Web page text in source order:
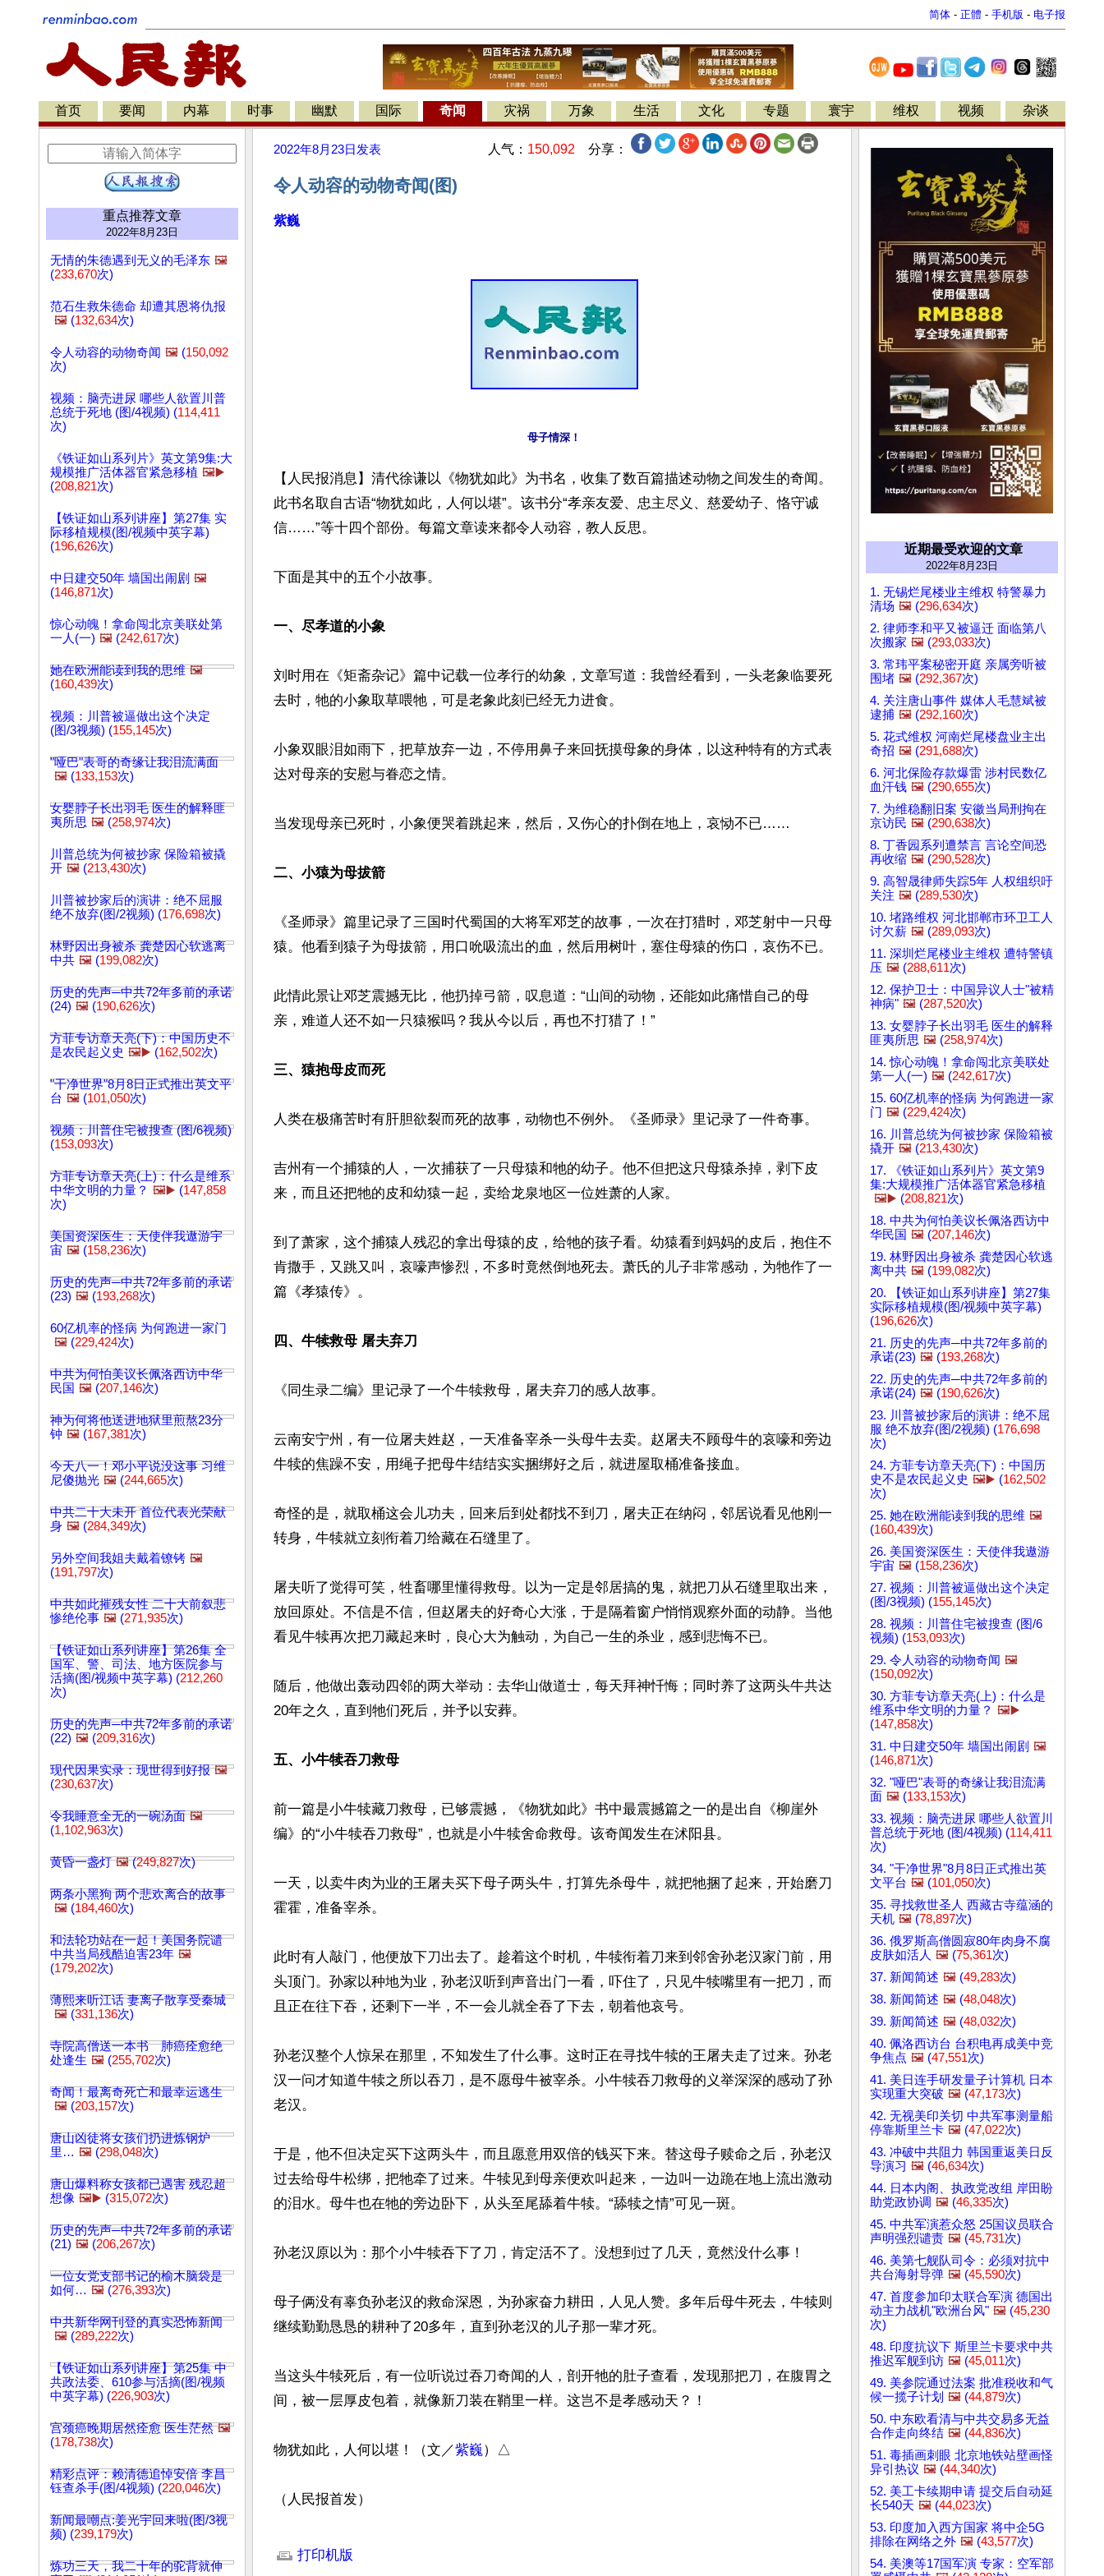
简体 - 正體 - 手机版 - 电子报
首页 要闻 内幕 时事 幽默 国际 奇闻 灾祸 万象 生活 文化 专题 寰宇 维权 视频 杂谈
重点推荐文章
2022年8月23日
无情的朱德遇到无义的毛泽东 🖼️
(233,670次)
范石生救朱德命 却遭其恩将仇报
🖼️ (132,634次)
令人动容的动物奇闻 🖼️ (150,092
次)
视频：脑壳进尿 哪些人欲置川普
总统于死地 (图/4视频) (114,411
次)
《铁证如山系列片》英文第9集:大
规模推广活体器官紧急移植 🖼️▶️
(208,821次)
【铁证如山系列讲座】第27集 实
际移植规模(图/视频中英字幕)
(196,626次)
中日建交50年 墙国出闹剧 🖼️
(146,871次)
惊心动魄！拿命闯北京美联处第
一人(一) 🖼️ (242,617次)
她在欧洲能读到我的思维 🖼️
(160,439次)
视频：川普被逼做出这个决定
(图/3视频) (155,145次)
"哑巴"表哥的奇缘让我泪流满面
🖼️ (133,153次)
女婴脖子长出羽毛 医生的解释匪
夷所思 🖼️ (258,974次)
川普总统为何被抄家 保险箱被撬
开 🖼️ (213,430次)
川普被抄家后的演讲：绝不屈服
绝不放弃(图/2视频) (176,698次)
林野因出身被杀 龚楚因心软逃离
中共 🖼️ (199,082次)
历史的先声─中共72年多前的承诺
(24) 🖼️ (190,626次)
方菲专访章天亮(下)：中国历史不
是农民起义史 🖼️▶️ (162,502次)
"干净世界"8月8日正式推出英文平
台 🖼️ (101,050次)
视频：川普住宅被搜查 (图/6视频)
(153,093次)
方菲专访章天亮(上)：什么是维系
中华文明的力量？ 🖼️▶️ (147,858
次)
美国资深医生：天使伴我遨游宇
宙 🖼️ (158,236次)
历史的先声─中共72年多前的承诺
(23) 🖼️ (193,268次)
60亿机率的怪病 为何跑进一家门
🖼️ (229,424次)
中共为何怕美议长佩洛西访中华
民国 🖼️ (207,146次)
神为何将他送进地狱里煎熬23分
钟 🖼️ (167,381次)
今天八一！邓小平说没这事 习维
尼傻抛光 🖼️ (244,665次)
中共二十大未开 首位代表光荣献
身 🖼️ (284,349次)
另外空间我姐夫戴着镣铐 🖼️
(191,797次)
中共如此摧残女性 二十大前叙悲
惨绝伦事 🖼️ (271,935次)
【铁证如山系列讲座】第26集 全
国军、警、司法、地方医院参与
活摘(图/视频中英字幕) (212,260
次)
历史的先声─中共72年多前的承诺
(22) 🖼️ (209,316次)
现代因果实录：现世得到好报 🖼️
(230,637次)
令我睡意全无的一碗汤面 🖼️
(1,102,963次)
黄昏一盏灯 🖼️(249,827次)
两条小黑狗 两个悲欢离合的故事
🖼️ (184,460次)
和法轮功站在一起！美国务院谴
中共当局残酷迫害23年 🖼️
(179,202次)
薄熙来听江话 妻离子散享受秦城
🖼️ (331,136次)
寺院高僧送一本书 肺癌痊愈绝
处逢生 🖼️ (255,702次)
奇闻！最离奇死亡和最幸运逃生
🖼️ (203,157次)
唐山凶徒将女孩们扔进炼钢炉
里… 🖼️ (298,048次)
唐山爆料称女孩都已遇害 残忍超
想像 🖼️▶️ (315,072次)
历史的先声─中共72年多前的承诺
(21) 🖼️ (206,267次)
一位女党支部书记的榆木脑袋是
如何… 🖼️ (276,393次)
中共新华网刊登的真实恐怖新闻
🖼️ (289,222次)
【铁证如山系列讲座】第25集 中
共政法委、610参与活摘(图/视频
中英字幕) (226,903次)
宫颈癌晚期居然痊愈 医生茫然 🖼️
(178,738次)
精彩点评：赖清德追悼安倍 李昌
钰查杀手(图/4视频) (220,046次)
新闻最嘲点:姜光宇回来啦(图/3视
频) (239,179次)
炼功三天，我二十年的驼背就伸
2022年8月23日 发表 人气： 150,092 分享：
令人动容的动物奇闻(图)
紫巍
【人民报消息】清代徐谦以《物犹如此》为书名，收集了数百篇描述动物之间发生的奇闻。
此书名取自古语“物犹如此，人何以堪”。该书分“孝亲友爱、忠主尽义、慈爱幼子、恪守诚
信……”等十四个部份。每篇文章读来都令人动容，教人反思。
下面是其中的五个小故事。
一、尽孝道的小象
刘时用在《矩斋杂记》篇中记载一位孝行的幼象，文章写道：我曾经看到，一头老象临要死
去时，牠的小象取草喂牠，可是老象此刻已经无力进食。
小象双眼泪如雨下，把草放弃一边，不停用鼻子来回抚摸母象的身体，以这种特有的方式表
达对母亲的安慰与眷恋之情。
当发现母亲已死时，小象便哭着跳起来，然后，又伤心的扑倒在地上，哀恸不已……
二、小猿为母拔箭
《圣师录》篇里记录了三国时代蜀国的大将军邓芝的故事，一次在打猎时，邓芝射中一只母
猿。他看到猿子为母拔箭，用口吮吸流出的血，然后用树叶，塞住母猿的伤口，哀伤不已。
此情此景让邓芝震撼无比，他扔掉弓箭，叹息道：“山间的动物，还能如此痛惜自己的母
亲，难道人还不如一只猿猴吗？我从今以后，再也不打猎了！”
三、猿抱母皮而死
人类在极痛苦时有肝胆欲裂而死的故事，动物也不例外。《圣师录》里记录了一件奇事。
吉州有一个捕猿的人，一次捕获了一只母猿和牠的幼子。他不但把这只母猿杀掉，剥下皮
来，而且还把牠的皮和幼猿一起，卖给龙泉地区一位姓萧的人家。
到了萧家，这个捕猿人残忍的拿出母猿的皮，给牠的孩子看。幼猿看到妈妈的皮后，抱住不
肯撒手，又跳又叫，哀嚎声惨烈，不多时竟然倒地死去。萧氏的儿子非常感动，为牠作了一
篇《孝猿传》。
四、牛犊救母 屠夫弃刀
《同生录二编》里记录了一个牛犊救母，屠夫弃刀的感人故事。
云南安宁州，有一位屠夫姓赵，一天准备宰杀一头母牛去卖。赵屠夫不顾母牛的哀嚎和旁边
牛犊的焦躁不安，用绳子把母牛结结实实捆绑好之后，就进屋取桶准备接血。
奇怪的是，就取桶这会儿功夫，回来后到处都找不到刀，屠夫正在纳闷，邻居说看见他刚一
转身，牛犊就立刻衔着刀给藏在石缝里了。
屠夫听了觉得可笑，牲畜哪里懂得救母。以为一定是邻居搞的鬼，就把刀从石缝里取出来，
放回原处。不信是不信，但赵屠夫的好奇心大涨，于是隔着窗户悄悄观察外面的动静。当他
看见牛犊再次把刀藏起来时，良心大为触动，为自己一生的杀业，感到悲悔不已。
随后，他做出轰动四邻的两大举动：去华山做道士，每天拜神忏悔；同时养了这两头牛共达
20年之久，直到牠们死后，并予以安葬。
五、小牛犊吞刀救母
前一篇是小牛犊藏刀救母，已够震撼，《物犹如此》书中最震撼篇之一的是出自《柳崖外
编》的“小牛犊吞刀救母”，也就是小牛犊舍命救母。该奇闻发生在沭阳县。
一天，以卖牛肉为业的王屠夫买下母子两头牛，打算先杀母牛，就把牠捆了起来，开始磨刀
霍霍，准备宰杀。
此时有人敲门，他便放下刀出去了。趁着这个时机，牛犊衔着刀来到邻舍孙老汉家门前，用
头顶门。孙家以种地为业，孙老汉听到声音出门一看，吓住了，只见牛犊嘴里有一把刀，而
且正在往下吞，还剩下一半，不一会儿就全吞了下去，朝着他哀号。
孙老汉整个人惊呆在那里，不知发生了什么事。这时正在寻找牛犊的王屠夫走了过来。孙老
汉一问才知道牛犊之所以吞刀，是不愿母牛被宰杀。小牛犊吞刀救母的义举深深的感动了孙
老汉。
于是，他不但决定买下这两头牛，而且愿意用双倍的钱买下来。替这母子赎命之后，孙老汉
过去给母牛松绑，把牠牵了过来。牛犊见到母亲便欢叫起来，一边叫一边跪在地上流出激动
的泪水。母牛也在牠的旁边卧下，从头至尾舔着牛犊。“舔犊之情”可见一斑。
孙老汉原以为：那个小牛犊吞下了刀，肯定活不了。没想到过了几天，竟然没什么事！
母子俩没有辜负孙老汉的救命深恩，为孙家奋力耕田，人见人赞。多年后母牛死去，牛犊则
继续勤勤恳恳的耕种了20多年，直到孙老汉的儿子那一辈才死。
当这头牛犊死后，有一位听说过吞刀奇闻的人，剖开牠的肚子查看，发现那把刀，在腹胃之
间，被一层厚皮包着，就像新刀装在鞘里一样。这岂不是孝感动天？！
物犹如此，人何以堪！（文／紫巍）△
（人民报首发）
打印机版
近期最受欢迎的文章
2022年8月23日
1. 无锡烂尾楼业主维权 特警暴力
清场 🖼️ (296,634次)
2. 律师李和平又被逼迁 面临第八
次搬家 🖼️ (293,033次)
3. 常玮平案秘密开庭 亲属旁听被
围堵 🖼️ (292,367次)
4. 关注唐山事件 媒体人毛慧斌被
逮捕 🖼️ (292,160次)
5. 花式维权 河南烂尾楼盘业主出
奇招 🖼️ (291,688次)
6. 河北保险存款爆雷 涉村民数亿
血汗钱 🖼️ (290,655次)
7. 为维稳翻旧案 安徽当局刑拘在
京访民 🖼️ (290,638次)
8. 丁香园系列遭禁言 言论空间恐
再收缩 🖼️ (290,528次)
9. 高智晟律师失踪5年 人权组织吁
关注 🖼️ (289,530次)
10. 堵路维权 河北邯郸市环卫工人
讨欠薪 🖼️ (289,093次)
11. 深圳烂尾楼业主维权 遭特警镇
压 🖼️ (288,611次)
12. 保护卫士：中国异议人士"被精
神病" 🖼️ (287,520次)
13. 女婴脖子长出羽毛 医生的解释
匪夷所思 🖼️ (258,974次)
14. 惊心动魄！拿命闯北京美联处
第一人(一) 🖼️ (242,617次)
15. 60亿机率的怪病 为何跑进一家
门 🖼️ (229,424次)
16. 川普总统为何被抄家 保险箱被
撬开 🖼️ (213,430次)
17. 《铁证如山系列片》英文第9
集:大规模推广活体器官紧急移植
🖼️▶️ (208,821次)
18. 中共为何怕美议长佩洛西访中
华民国 🖼️ (207,146次)
19. 林野因出身被杀 龚楚因心软逃
离中共 🖼️ (199,082次)
20. 【铁证如山系列讲座】第27集
实际移植规模(图/视频中英字幕)
(196,626次)
21. 历史的先声─中共72年多前的
承诺(23) 🖼️ (193,268次)
22. 历史的先声─中共72年多前的
承诺(24) 🖼️ (190,626次)
23. 川普被抄家后的演讲：绝不屈
服 绝不放弃(图/2视频) (176,698
次)
24. 方菲专访章天亮(下)：中国历
史不是农民起义史 🖼️▶️ (162,502
次)
25. 她在欧洲能读到我的思维 🖼️
(160,439次)
26. 美国资深医生：天使伴我遨游
宇宙 🖼️ (158,236次)
27. 视频：川普被逼做出这个决定
(图/3视频) (155,145次)
28. 视频：川普住宅被搜查 (图/6
视频) (153,093次)
29. 令人动容的动物奇闻 🖼️
(150,092次)
30. 方菲专访章天亮(上)：什么是
维系中华文明的力量？ 🖼️▶️
(147,858次)
31. 中日建交50年 墙国出闹剧 🖼️
(146,871次)
32. "哑巴"表哥的奇缘让我泪流满
面 🖼️ (133,153次)
33. 视频：脑壳进尿 哪些人欲置川
普总统于死地 (图/4视频) (114,411
次)
34. "干净世界"8月8日正式推出英
文平台 🖼️ (101,050次)
35. 寻找救世圣人 西藏古寺蕴涵的
天机 🖼️ (78,897次)
36. 俄罗斯高僧圆寂80年肉身不腐
皮肤如活人 🖼️ (75,361次)
37. 新闻简述 🖼️ (49,283次)
38. 新闻简述 🖼️ (48,048次)
39. 新闻简述 🖼️ (48,032次)
40. 佩洛西访台 台积电再成美中竞
争焦点 🖼️ (47,551次)
41. 美日连手研发量子计算机 日本
实现重大突破 🖼️ (47,173次)
42. 无视美印关切 中共军事测量船
停靠斯里兰卡 🖼️ (47,022次)
43. 冲破中共阻力 韩国重返美日反
导演习 🖼️ (46,634次)
44. 日本内阁、执政党改组 岸田盼
助党政协调 🖼️ (46,335次)
45. 中共军演惹众怒 25国议员联合
声明强烈谴责 🖼️ (45,731次)
46. 美第七舰队司令：必须对抗中
共台海射导弹 🖼️ (45,590次)
47. 首度参加印太联合军演 德国出
动主力战机"欧洲台风" 🖼️ (45,230
次)
48. 印度抗议下 斯里兰卡要求中共
推迟军舰到访 🖼️ (45,011次)
49. 美参院通过法案 批准税收和气
候一揽子计划 🖼️ (44,879次)
50. 中东欧看清与中共交易多无益
合作走向终结 🖼️ (44,836次)
51. 毒插画刺眼 北京地铁站壁画怪
异引热议 🖼️ (44,340次)
52. 美工卡续期申请 提交后自动延
长540天 🖼️ (44,023次)
53. 印度加入西方国家 将中企5G
排除在网络之外 🖼️ (43,577次)
54. 美澳等17国军演 专家：空军部